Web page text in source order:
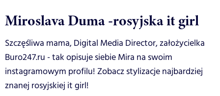
Miroslava Duma -rosyjska it girl
Szczęśliwa mama, Digital Media Director, założycielka
Buro247.ru - tak opisuje siebie Mira na swoim
instagramowym profilu! Zobacz stylizacje najbardziej
znanej rosyjskiej it girl!